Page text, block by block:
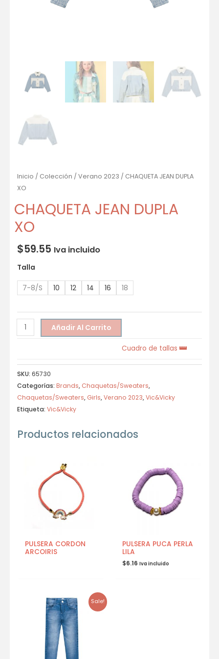
Inicio / Colección / Verano 2023 / CHAQUETA JEAN DUPLA
XO
CHAQUETA JEAN DUPLA
XO
$59.55 Iva incluido
Talla
7-8/S 10 12 14 16 18
Añadir Al Carrito
Cuadro de tallas
SKU: 65730
Categorías: Brands, Chaquetas/Sweaters,
Chaquetas/Sweaters, Girls,Verano 2023,Vic&Vicky
Etiqueta: Vic&Vicky
Productos relacionados
PULSERA CORDON
ARCOIRIS
PULSERA PUCA PERLA
LILA
$6.16 Iva incluido
Sale!